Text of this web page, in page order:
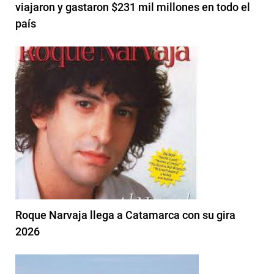
viajaron y gastaron $231 mil millones en todo el
país
Roque Narvaja llega a Catamarca con su gira
2026